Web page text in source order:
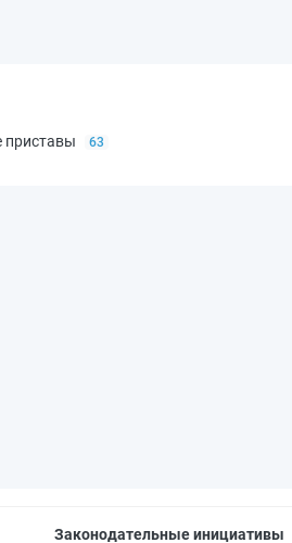
приставы 63
Законодательные инициативы